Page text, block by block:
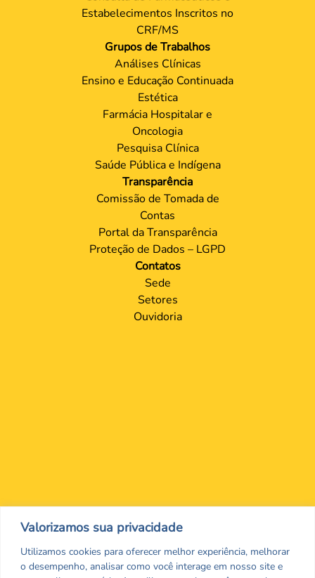
Valorizamos sua privacidade
Utilizamos cookies para oferecer melhor experiência, melhorar
o desempenho, analisar como você interage em nosso site e
Estabelecimentos Inscritos no
CRF/MS
Grupos de Trabalhos
Análises Clínicas
Ensino e Educação Continuada
Estética
Farmácia Hospitalar e
Oncologia
Pesquisa Clínica
Saúde Pública e Indígena
Transparência
Comissão de Tomada de
Contas
Portal da Transparência
Proteção de Dados – LGPD
Contatos
Sede
Setores
Ouvidoria